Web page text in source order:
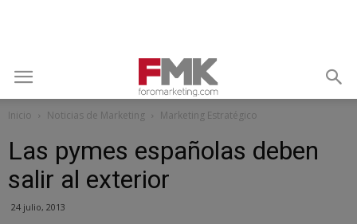
Inicio Noticias de Marketing Marketing Estratégico
Las pymes españolas deben
salir al exterior
24 julio, 2013